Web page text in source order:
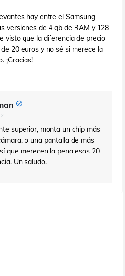
hay entre el Samsung
versiones de 4 gb de RAM y 128
visto que la diferencia de precio
20 euros y no sé si merece la
¡Gracias!
superior, monta un chip más
o una pantalla de más
que merecen la pena esos 20
Un saludo.